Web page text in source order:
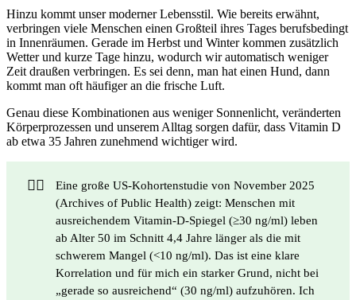
Hinzu kommt unser moderner Lebensstil. Wie bereits erwähnt,
verbringen viele Menschen einen Großteil ihres Tages berufsbedingt
in Innenräumen. Gerade im Herbst und Winter kommen zusätzlich
Wetter und kurze Tage hinzu, wodurch wir automatisch weniger
Zeit draußen verbringen. Es sei denn, man hat einen Hund, dann
kommt man oft häufiger an die frische Luft.
Genau diese Kombinationen aus weniger Sonnenlicht, veränderten
Körperprozessen und unserem Alltag sorgen dafür, dass Vitamin D
ab etwa 35 Jahren zunehmend wichtiger wird.
👉🏼
Eine große US-Kohortenstudie von November 2025
(Archives of Public Health) zeigt: Menschen mit
ausreichendem Vitamin-D-Spiegel (≥30 ng/ml) leben
ab Alter 50 im Schnitt 4,4 Jahre länger als die mit
schwerem Mangel (<10 ng/ml). Das ist eine klare
Korrelation und für mich ein starker Grund, nicht bei
„gerade so ausreichend“ (30 ng/ml) aufzuhören. Ich